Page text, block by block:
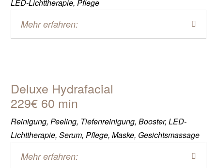
LED-Lichttherapie, Pflege
Mehr erfahren:
Deluxe Hydrafacial
229€ 60 min
Reinigung, Peeling, Tiefenreinigung, Booster, LED-
Lichttherapie, Serum, Pflege, Maske, Gesichtsmassage
Mehr erfahren: